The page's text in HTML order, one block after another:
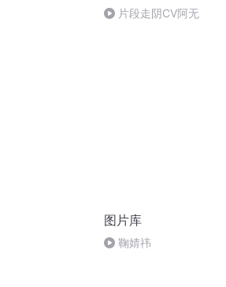
片段走阴CV阿无
图片库
鞠婧祎